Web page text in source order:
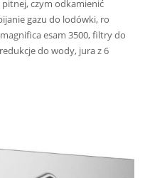
pitnej, czym odkamienić
gazu do lodówki, ro
esam 3500, filtry do
do wody, jura z 6